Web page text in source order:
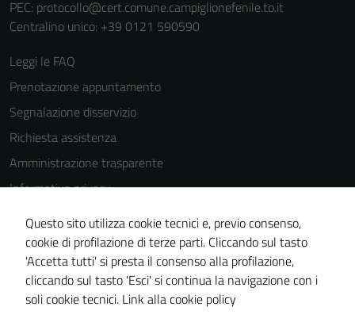
PEC: protocollo@cert.comune.campiglionefenile.to.it
Centralino unico: +39 0121 590590
Leggi le FAQ
Prenotazione appuntamento
Segnalazione disservizio
Richiesta assistenza
Amministrazione trasparente
Informativa privacy
Cookie Policy
Note legali
Dichiarazione di accessibilità
Piano di miglioramento del sito
Questo sito utilizza cookie tecnici e, previo consenso,
cookie di profilazione di terze parti. Cliccando sul tasto
'Accetta tutti' si presta il consenso alla profilazione,
cliccando sul tasto 'Esci' si continua la navigazione con i
soli cookie tecnici. Link alla cookie policy